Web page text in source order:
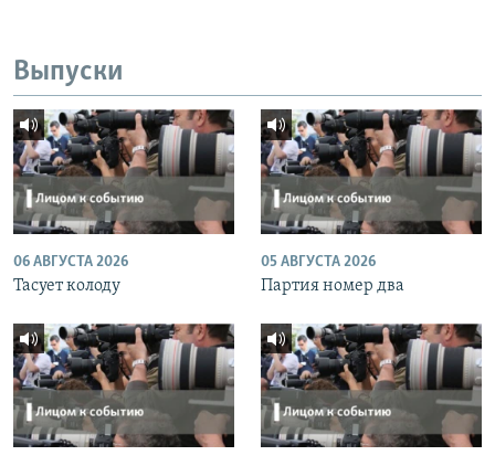
Выпуски
06 АВГУСТА 2026
Тасует колоду
05 АВГУСТА 2026
Партия номер два